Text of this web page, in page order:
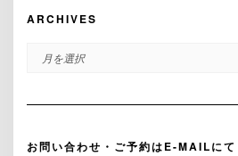
ARCHIVES
ARCHIVES
お問い合わせ・ご予約はE-MAILにて